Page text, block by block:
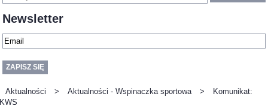
Newsletter
Aktualności > Aktualności - Wspinaczka sportowa >
Komunikat:
KWS